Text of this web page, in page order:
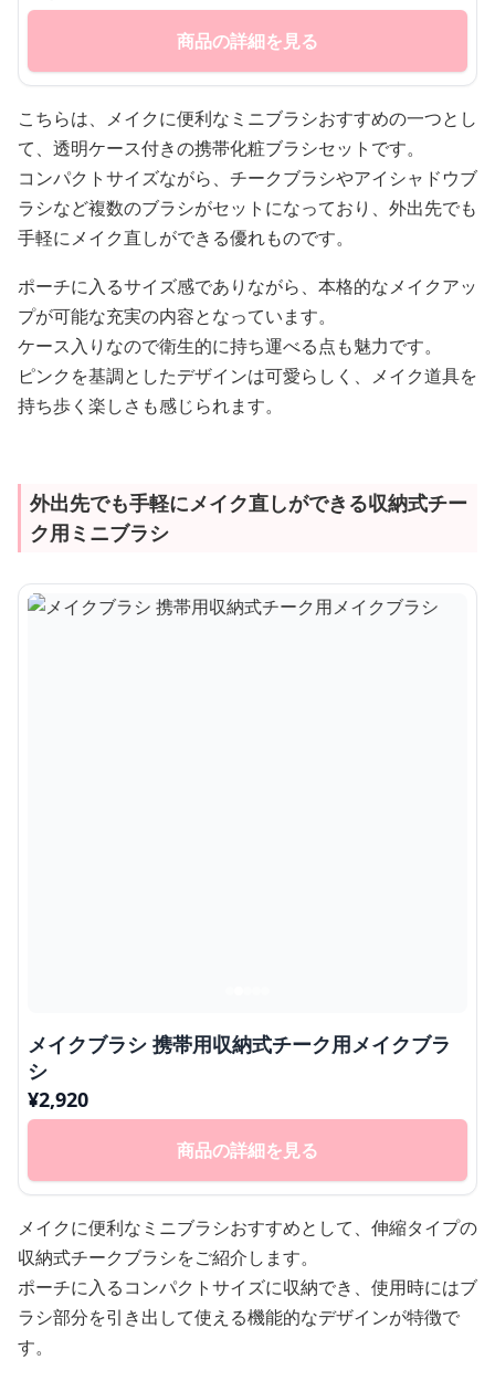
商品の詳細を見る
こちらは、メイクに便利なミニブラシおすすめの一つとし
て、透明ケース付きの携帯化粧ブラシセットです。
コンパクトサイズながら、チークブラシやアイシャドウブ
ラシなど複数のブラシがセットになっており、外出先でも
手軽にメイク直しができる優れものです。
ポーチに入るサイズ感でありながら、本格的なメイクアッ
プが可能な充実の内容となっています。
ケース入りなので衛生的に持ち運べる点も魅力です。
ピンクを基調としたデザインは可愛らしく、メイク道具を
持ち歩く楽しさも感じられます。
外出先でも手軽にメイク直しができる収納式チー
ク用ミニブラシ
メイクブラシ 携帯用収納式チーク用メイクブラ
シ
¥2,920
商品の詳細を見る
メイクに便利なミニブラシおすすめとして、伸縮タイプの
収納式チークブラシをご紹介します。
ポーチに入るコンパクトサイズに収納でき、使用時にはブ
ラシ部分を引き出して使える機能的なデザインが特徴で
す。